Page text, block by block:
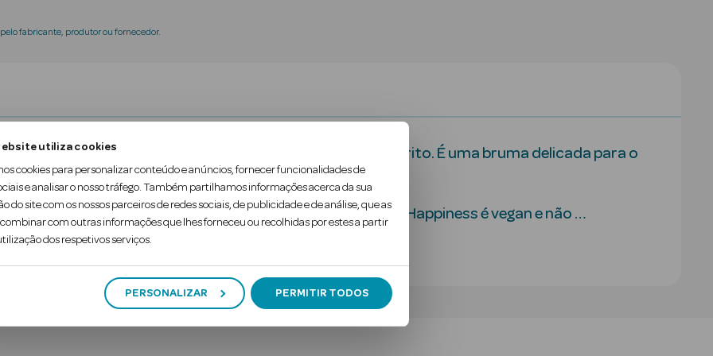
utiliza cookies
cookies para personalizar conteúdo e anúncios, fornecer funcionalidades de
e analisar o nosso tráfego. Também partilhamos informações acerca da sua
do site com os nossos parceiros de redes sociais, de publicidade e de análise, que as
com outras informações que lhes forneceu ou recolhidas por estes a partir
dos respetivos serviços.
PERSONALIZAR PERMITIR TODOS
fabricante, produtor ou fornecedor.
Happiness, é a nossa receita para elevar o humor e o espírito. É uma bruma delicada para o
de pétalas cintilantes que flutuam suavemente na água.
incluindo água de bambu naturalmente ativada, Spread Happiness é vegan e não …